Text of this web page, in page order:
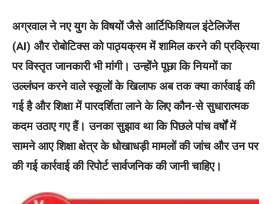
अग्रवाल ने नए युग के विषयों जैसे आर्टिफिशियल इंटेलिजेंस
(AI) और रोबोटिक्स को पाठ्यक्रम में शामिल करने की प्रक्रिया
पर विस्तृत जानकारी भी मांगी। उन्होंने पूछा कि नियमों का
उल्लंघन करने वाले स्कूलों के खिलाफ अब तक क्या कार्रवाई की
गई है और शिक्षा में पारदर्शिता लाने के लिए कौन-से सुधारात्मक
कदम उठाए गए हैं। उनका सुझाव था कि पिछले पांच वर्षों में
सामने आए शिक्षा क्षेत्र के धोखाधड़ी मामलों की जांच और उन पर
की गई कार्रवाई की रिपोर्ट सार्वजनिक की जानी चाहिए।